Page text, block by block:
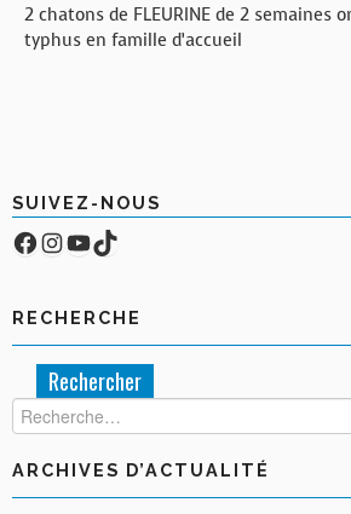
2 chatons de FLEURINE de 2 semaines
typhus en famille d’accueil
SUIVEZ-NOUS
Facebook
Compte Instagram
YouTube
TikTok
RECHERCHE
Rechercher :
ARCHIVES D’ACTUALITÉ